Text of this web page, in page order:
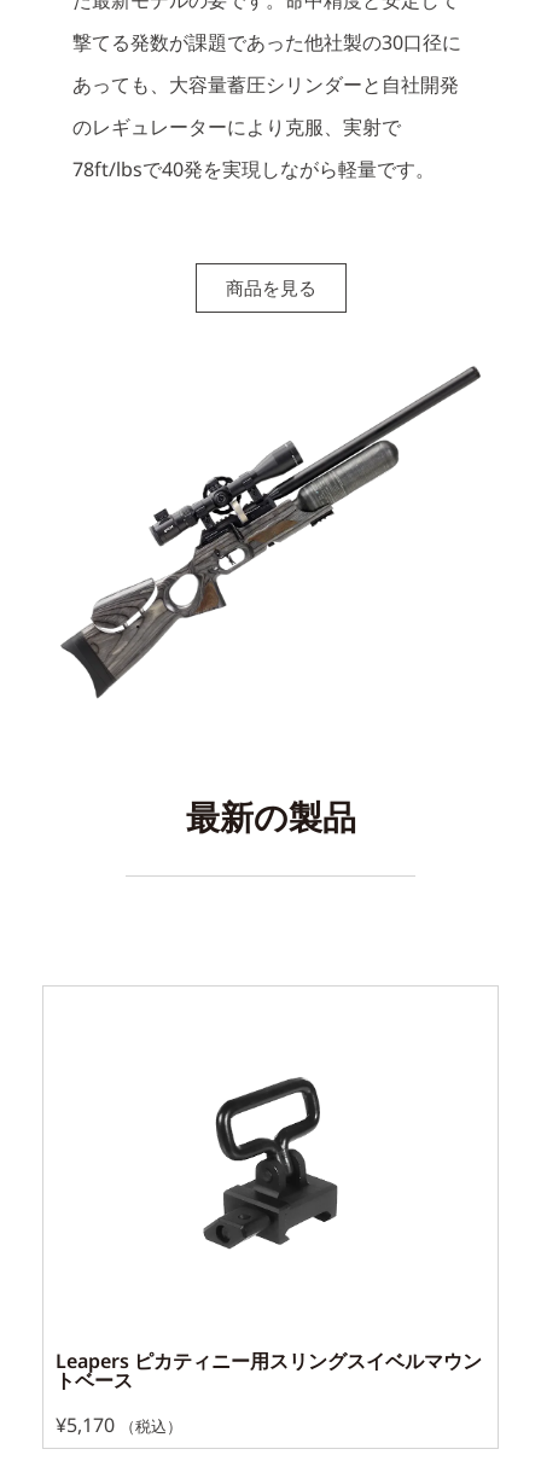
撃てる発数が課題であった他社製の30口径に
あっても、大容量蓄圧シリンダーと自社開発
のレギュレーターにより克服、実射で
78ft/lbsで40発を実現しながら軽量です。
商品を見る
最新の製品
Leapers ピカティニー用スリングスイベルマウン
トベース
¥5,170 （税込）